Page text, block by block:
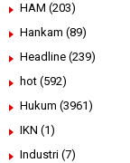
HAM (203)
Hankam (89)
Headline (239)
hot (592)
Hukum (3961)
IKN (1)
Industri (7)